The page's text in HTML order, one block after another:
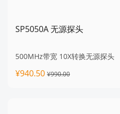
SP5050A 无源探头
500MHz带宽 10X转换无源探头
¥940.50 ¥990.00